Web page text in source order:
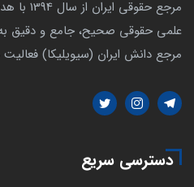
مرجع
علمی حقوقی صحیح، جامع و دقیق
مرجع دانش ایران (سیویلیکا)
دسترسی سریع